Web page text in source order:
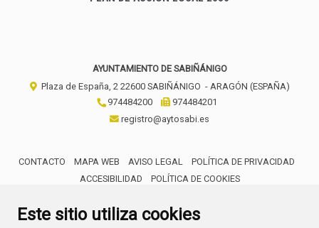
Este sitio utiliza cookies
AYUNTAMIENTO DE SABIÑÁNIGO
Plaza de España, 2 22600 SABIÑÁNIGO - ARAGÓN (ESPAÑA)
974484200
974484201
registro@aytosabi.es
CONTACTO MAPA WEB AVISO LEGAL
POLÍTICA DE PRIVACIDAD
ACCESIBILIDAD
POLÍTICA DE COOKIES